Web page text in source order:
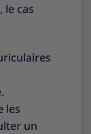
cas
les
un